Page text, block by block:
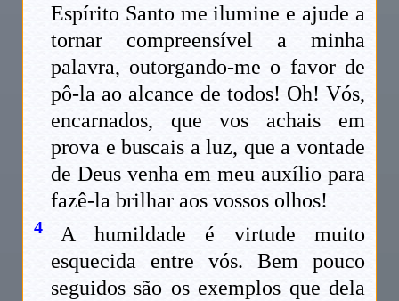
Espírito Santo me ilumine e ajude a
tornar compreensível a minha
palavra, outorgando-me o favor de
pô-la ao alcance de todos! Oh! Vós,
encarnados, que vos achais em
prova e buscais a luz, que a vontade
de Deus venha em meu auxílio para
fazê-la brilhar aos vossos olhos!
4 A humildade é virtude muito
esquecida entre vós. Bem pouco
seguidos são os exemplos que dela